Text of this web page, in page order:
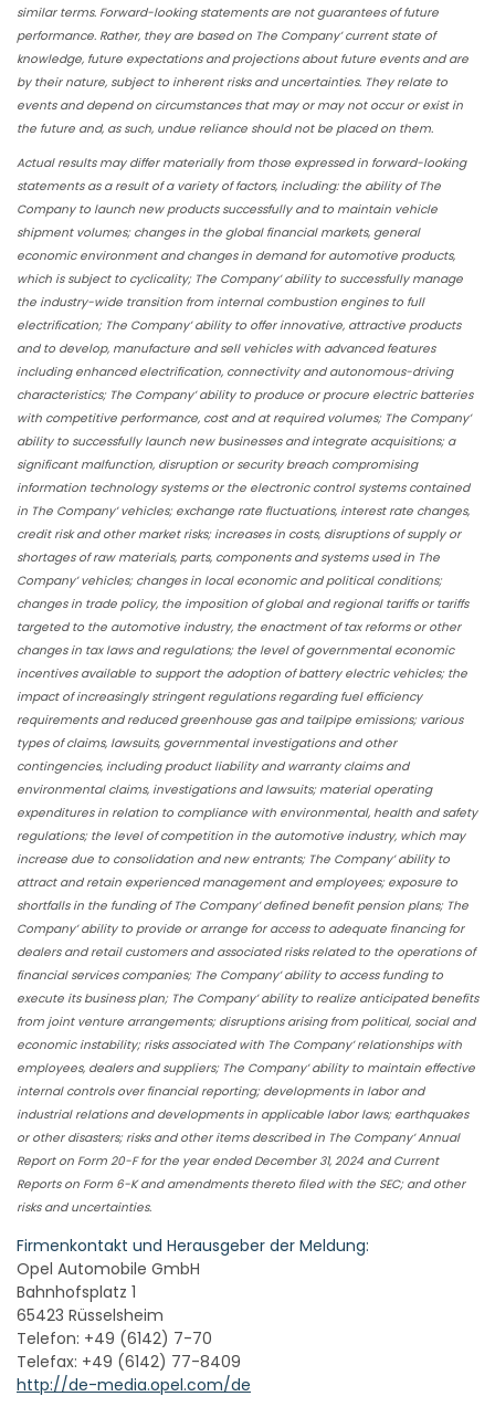
similar terms. Forward-looking statements are not guarantees of future
performance. Rather, they are based on The Company’ current state of
knowledge, future expectations and projections about future events and are
by their nature, subject to inherent risks and uncertainties. They relate to
events and depend on circumstances that may or may not occur or exist in
the future and, as such, undue reliance should not be placed on them.
Actual results may differ materially from those expressed in forward-looking
statements as a result of a variety of factors, including: the ability of The
Company to launch new products successfully and to maintain vehicle
shipment volumes; changes in the global financial markets, general
economic environment and changes in demand for automotive products,
which is subject to cyclicality; The Company’ ability to successfully manage
the industry-wide transition from internal combustion engines to full
electrification; The Company’ ability to offer innovative, attractive products
and to develop, manufacture and sell vehicles with advanced features
including enhanced electrification, connectivity and autonomous-driving
characteristics; The Company’ ability to produce or procure electric batteries
with competitive performance, cost and at required volumes; The Company’
ability to successfully launch new businesses and integrate acquisitions; a
significant malfunction, disruption or security breach compromising
information technology systems or the electronic control systems contained
in The Company’ vehicles; exchange rate fluctuations, interest rate changes,
credit risk and other market risks; increases in costs, disruptions of supply or
shortages of raw materials, parts, components and systems used in The
Company’ vehicles; changes in local economic and political conditions;
changes in trade policy, the imposition of global and regional tariffs or tariffs
targeted to the automotive industry, the enactment of tax reforms or other
changes in tax laws and regulations; the level of governmental economic
incentives available to support the adoption of battery electric vehicles; the
impact of increasingly stringent regulations regarding fuel efficiency
requirements and reduced greenhouse gas and tailpipe emissions; various
types of claims, lawsuits, governmental investigations and other
contingencies, including product liability and warranty claims and
environmental claims, investigations and lawsuits; material operating
expenditures in relation to compliance with environmental, health and safety
regulations; the level of competition in the automotive industry, which may
increase due to consolidation and new entrants; The Company’ ability to
attract and retain experienced management and employees; exposure to
shortfalls in the funding of The Company’ defined benefit pension plans; The
Company’ ability to provide or arrange for access to adequate financing for
dealers and retail customers and associated risks related to the operations of
financial services companies; The Company’ ability to access funding to
execute its business plan; The Company’ ability to realize anticipated benefits
from joint venture arrangements; disruptions arising from political, social and
economic instability; risks associated with The Company’ relationships with
employees, dealers and suppliers; The Company’ ability to maintain effective
internal controls over financial reporting; developments in labor and
industrial relations and developments in applicable labor laws; earthquakes
or other disasters; risks and other items described in The Company’ Annual
Report on Form 20-F for the year ended December 31, 2024 and Current
Reports on Form 6-K and amendments thereto filed with the SEC; and other
risks and uncertainties.
Firmenkontakt und Herausgeber der Meldung:
Opel Automobile GmbH
Bahnhofsplatz 1
65423 Rüsselsheim
Telefon: +49 (6142) 7-70
Telefax: +49 (6142) 77-8409
http://de-media.opel.com/de